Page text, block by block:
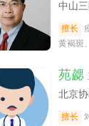
中山
擅长
黄褐斑
苑勰
北京
擅长